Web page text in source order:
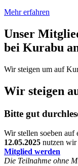
Mehr erfahren
Unser
bei Kurabu
Wir steigen um auf
Wir steigen
Bitte gut
Wir stellen soeben
12.05.2025 nutzen
Mitglied werden
Die Teilnahme ohne